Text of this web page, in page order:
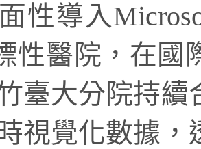
性導入
性醫院，在國
臺大分院持
視覺化數據